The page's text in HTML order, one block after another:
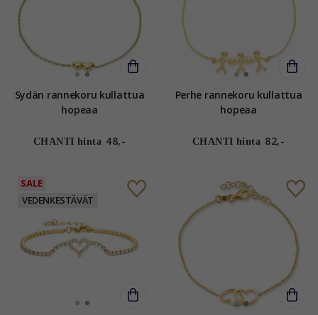
Sydän rannekoru kullattua
hopeaa
CHANTI hinta 48,-
Perhe rannekoru kullattua
hopeaa
CHANTI hinta 82,-
SALE
VEDENKESTÄVÄT